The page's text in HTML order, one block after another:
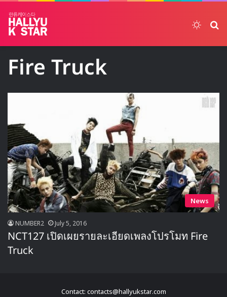
Fire Truck
News
NUMBER2 July 5, 2016
NCT127 เปิดเผยรายละเอียดเพลงโปรโมท Fire
Truck
Contact: contacts@hallyukstar.com